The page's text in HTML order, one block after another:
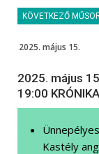
KÖVETKEZŐ
2025. május 15.
2025. május
19:00 KRÓNIKA
Kastély